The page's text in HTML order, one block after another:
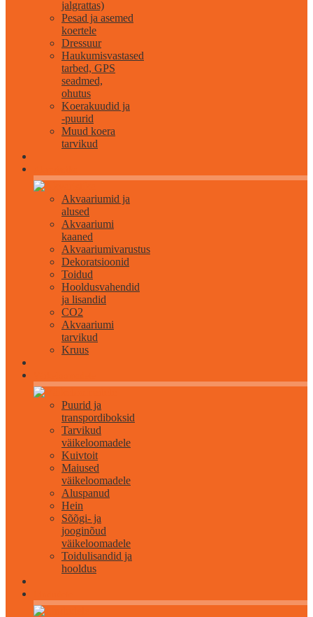
jalgrattas)
Pesad ja asemed
koertele
Dressuur
Haukumisvastased
tarbed, GPS
seadmed,
ohutus
Koerakuudid ja
-puurid
Muud koera
tarvikud
Akvaariumid ja
alused
Akvaariumi
kaaned
Akvaariumivarustus
Dekoratsioonid
Toidud
Hooldusvahendid
ja lisandid
CO2
Akvaariumi
tarvikud
Kruus
Puurid ja
transpordiboksid
Tarvikud
väikeloomadele
Kuivtoit
Maiused
väikeloomadele
Aluspanud
Hein
Sõõgi- ja
jooginõud
väikeloomadele
Toidulisandid ja
hooldus